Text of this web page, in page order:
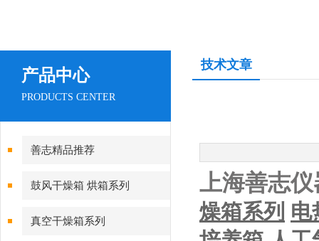
产品中心
PRODUCTS CENTER
善志精品推荐
鼓风干燥箱 烘箱系列
真空干燥箱系列
技术文章
上海善志
燥箱系列 电